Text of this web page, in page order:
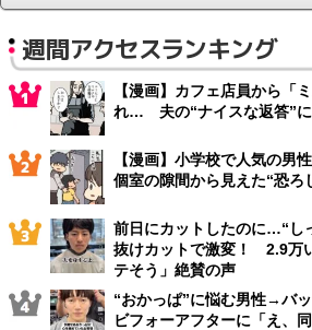
週間アクセスランキング
【漫画】カフェ店員から「
れ… 夫の“ナイスな返答”に
【漫画】小学校で人気の
個室の隙間から見えた“恐ろ
前日にカットしたのに…“し
抜けカットで激変！ 2.9万
テそう」絶賛の声
“おかっぱ”に悩む男性→バ
ビフォーアフターに「え、